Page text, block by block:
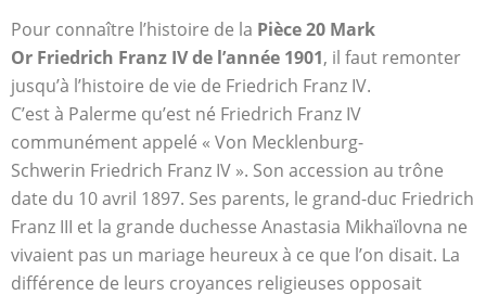
Pour connaître l’histoire de la Pièce 20 Mark
Or Friedrich Franz IV de l’année 1901, il faut remonter
jusqu’à l’histoire de vie de Friedrich Franz IV.
C’est à Palerme qu’est né Friedrich Franz IV
communément appelé « Von Mecklenburg-
Schwerin Friedrich Franz IV ». Son accession au trône
date du 10 avril 1897. Ses parents, le grand-duc Friedrich
Franz III et la grande duchesse Anastasia Mikhaïlovna ne
vivaient pas un mariage heureux à ce que l’on disait. La
différence de leurs croyances religieuses opposait